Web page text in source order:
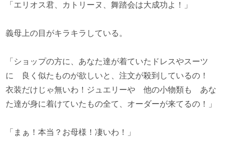
「エリオス君、カトリーヌ、舞踏会は大成功よ！」
義母上の目がキラキラしている。
「ショップの方に、あなた達が着ていたドレスやスーツ
に 良く似たものが欲しいと、注文が殺到しているの！
衣装だけじゃ無いわ！ジュエリーや 他の小物類も あな
た達が身に着けていたもの全て、オーダーが来てるの！」
「まぁ！本当？お母様！凄いわ！」